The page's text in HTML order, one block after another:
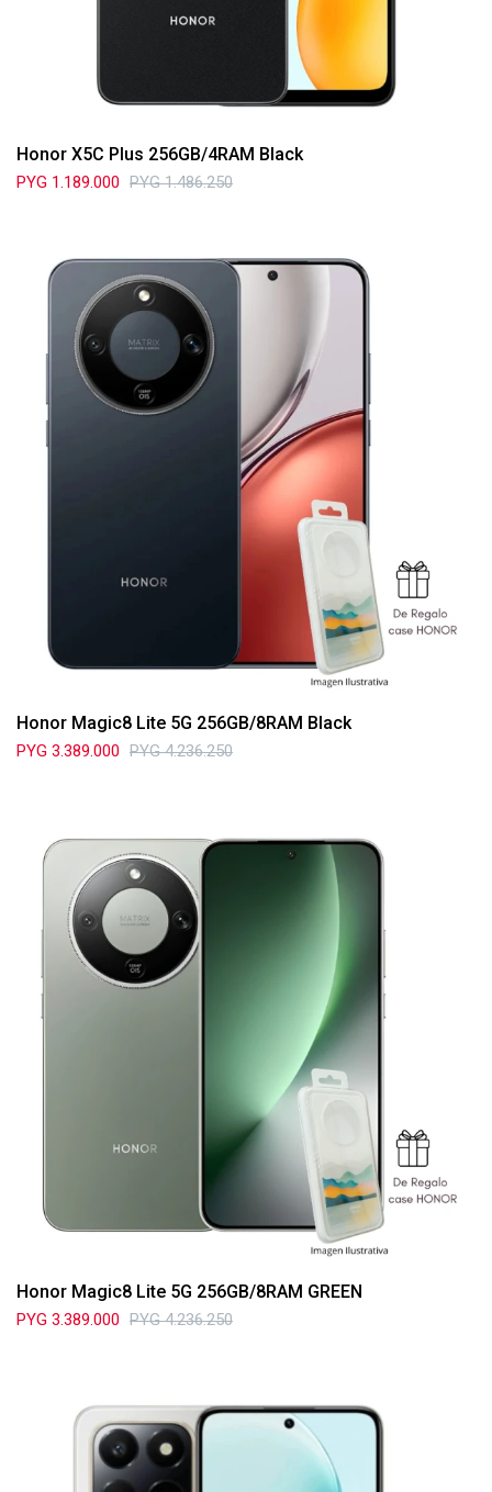
Honor X5C Plus 256GB/4RAM Black
PYG 1.189.000 PYG 1.486.250
Honor Magic8 Lite 5G 256GB/8RAM Black
PYG 3.389.000 PYG 4.236.250
Honor Magic8 Lite 5G 256GB/8RAM GREEN
PYG 3.389.000 PYG 4.236.250